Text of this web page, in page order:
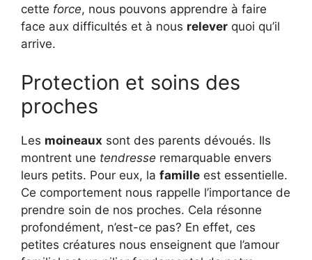
cette force, nous pouvons apprendre à faire
face aux difficultés et à nous relever quoi qu’il
arrive.
Protection et soins des
proches
Les moineaux sont des parents dévoués. Ils
montrent une tendresse remarquable envers
leurs petits. Pour eux, la famille est essentielle.
Ce comportement nous rappelle l’importance de
prendre soin de nos proches. Cela résonne
profondément, n’est-ce pas? En effet, ces
petites créatures nous enseignent que l’amour